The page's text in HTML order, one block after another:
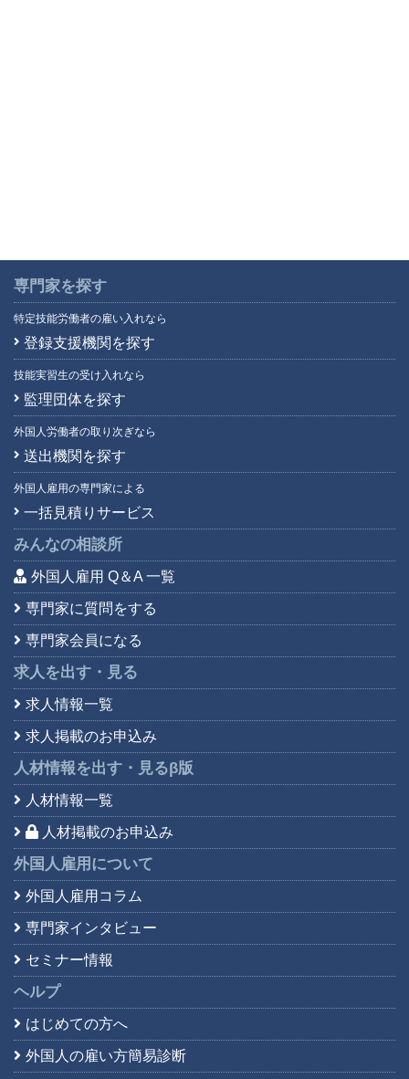
専門家を探す
特定技能労働者の雇い入れなら
登録支援機関を探す
技能実習生の受け入れなら
監理団体を探す
外国人労働者の取り次ぎなら
送出機関を探す
外国人雇用の専門家による
一括見積りサービス
みんなの相談所
外国人雇用 Q＆A 一覧
専門家に質問をする
専門家会員になる
求人を出す・見る
求人情報一覧
求人掲載のお申込み
人材情報を出す・見るβ版
人材情報一覧
人材掲載のお申込み
外国人雇用について
外国人雇用コラム
専門家インタビュー
セミナー情報
ヘルプ
はじめての方へ
外国人の雇い方簡易診断